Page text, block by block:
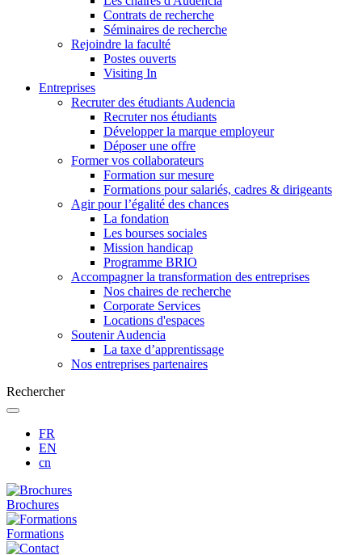
Contrats de recherche
Séminaires de recherche
Rejoindre la faculté
Postes ouverts
Visiting In
Entreprises
Recruter des étudiants Audencia
Recruter nos étudiants
Développer la marque employeur
Déposer une offre
Former vos collaborateurs
Formation sur mesure
Formations pour salariés, cadres & dirigeants
Agir pour l’égalité des chances
La fondation
Les bourses sociales
Mission handicap
Programme BRIO
Accompagner la transformation des entreprises
Nos chaires de recherche
Corporate Services
Locations d'espaces
Soutenir Audencia
La taxe d’apprentissage
Nos entreprises partenaires
Rechercher
FR
EN
cn
Brochures
Formations